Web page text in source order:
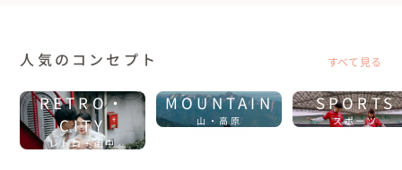
人気のコンセプト すべて見る
RETRO・
CITY
レトロ・街中
MOUNTAIN
山・高原
SPORTS
スポーツ